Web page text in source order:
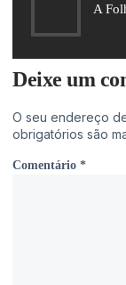
A
Deixe um
O seu endereço
obrigatórios são
Comentário *